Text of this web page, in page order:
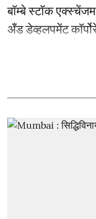
बॉम्बे स्टॉक
अँड डेव्हलपमेंट